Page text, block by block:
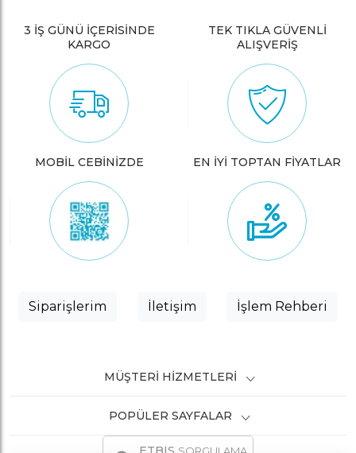
3 İŞ GÜNÜ İÇERİSİNDE
KARGO
TEK TIKLA GÜVENLİ
ALIŞVERİŞ
MOBİL CEBİNİZDE EN İYİ TOPTAN FİYATLAR
Siparişlerim İletişim İşlem Rehberi
MÜŞTERI HIZMETLERI
POPÜLER SAYFALAR